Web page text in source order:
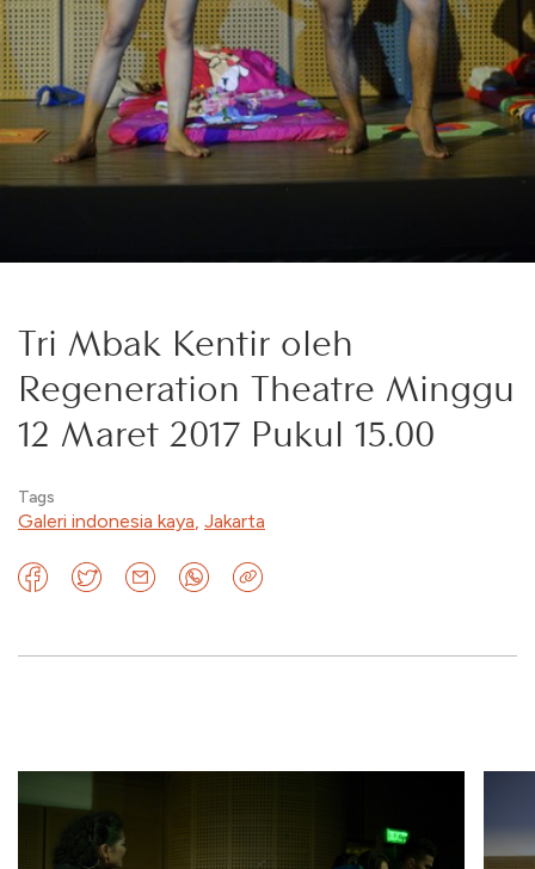
Tri Mbak Kentir oleh
Regeneration Theatre Minggu
12 Maret 2017 Pukul 15.00
Tags
Galeri indonesia kaya Jakarta